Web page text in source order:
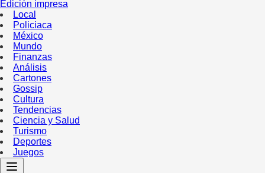
Edición impresa
Local
Policiaca
México
Mundo
Finanzas
Análisis
Cartones
Gossip
Cultura
Tendencias
Ciencia y Salud
Turismo
Deportes
Juegos